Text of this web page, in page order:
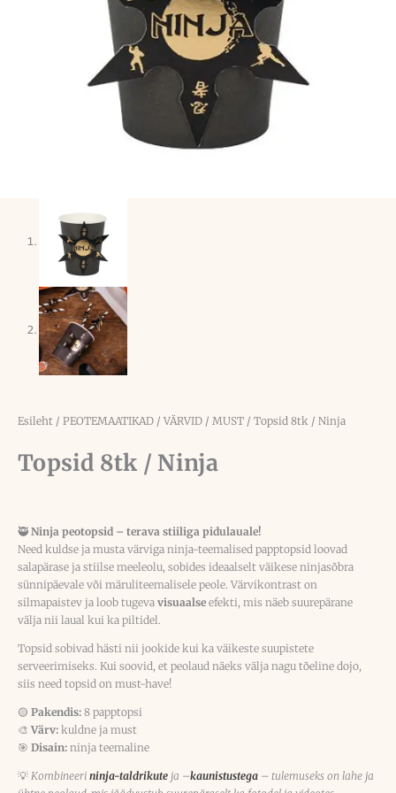
Esileht / PEOTEMAATIKAD / VÄRVID / MUST / Topsid 8tk / Ninja
Topsid 8tk / Ninja
🥷 Ninja peotopsid – terava stiiliga pidulauale!
Need kuldse ja musta värviga ninja-teemalised papptopsid loovad
salapärase ja stiilse meeleolu, sobides ideaalselt väikese ninjasõbra
sünnipäevale või märuliteemalisele peole. Värvikontrast on
silmapaistev ja loob tugeva visuaalse efekti, mis näeb suurepärane
välja nii laual kui ka piltidel.
Topsid sobivad hästi nii jookide kui ka väikeste suupistete
serveerimiseks. Kui soovid, et peolaud näeks välja nagu tõeline dojo,
siis need topsid on must-have!
🟡 Pakendis: 8 papptopsi
🎨 Värv: kuldne ja must
🎯 Disain: ninja teemaline
💡 Kombineeri ninja-taldrikute ja –kaunistustega – tulemuseks on lahe ja